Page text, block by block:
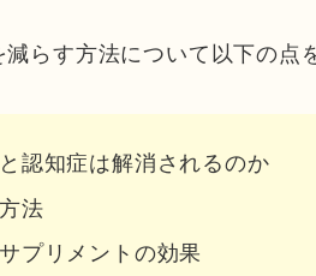
らす方法について以下の点
認知症は解消されるのか
法
プリメントの効果